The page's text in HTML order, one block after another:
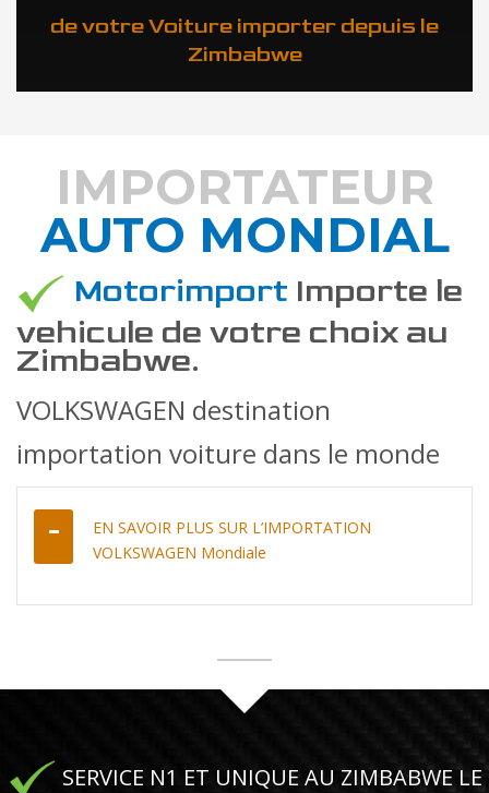
de votre Voiture importer depuis le
Zimbabwe
DÉCOUVREZ COMMENT
IMPORTATEUR
AUTO MONDIAL
Motorimport Importe le
vehicule de votre choix au
Zimbabwe.
VOLKSWAGEN destination
importation voiture dans le monde
EN SAVOIR PLUS SUR L’IMPORTATION
VOLKSWAGEN Mondiale
SERVICE N1 ET UNIQUE AU ZIMBABWE LE